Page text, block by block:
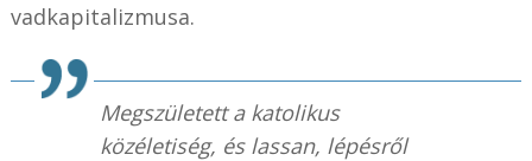
vadkapitalizmusa.
Megszületett a katolikus
közéletiség, és lassan, lépésről